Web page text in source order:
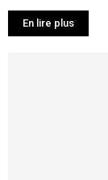
En lire plus